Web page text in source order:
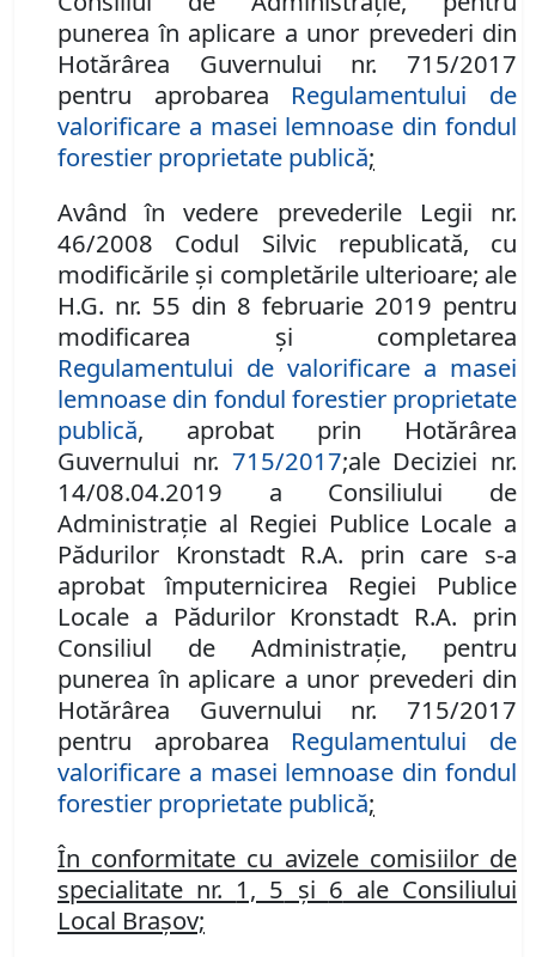
punerea în aplicare a unor prevederi din
Hotărârea Guvernului nr. 715/2017
pentru aprobarea Regulamentului de
valorificare a masei lemnoase din fondul
forestier proprietate publică;
Având în vedere prevederile Legii nr.
46/2008 Codul Silvic republicată, cu
modificările şi completările ulterioare; ale
H.G. nr. 55 din 8 februarie 2019 pentru
modificarea şi completarea
Regulamentului de valorificare a masei
lemnoase din fondul forestier proprietate
publică, aprobat prin Hotărârea
Guvernului nr. 715/2017;ale Deciziei nr.
14/08.04.2019 a Consiliului de
Administraţie al Regiei Publice Locale a
Pădurilor Kronstadt R.A. prin care s-a
aprobat împuternicirea Regiei Publice
Locale a Pădurilor Kronstadt R.A. prin
Consiliul de Administraţie, pentru
punerea în aplicare a unor prevederi din
Hotărârea Guvernului nr. 715/2017
pentru aprobarea Regulamentului de
valorificare a masei lemnoase din fondul
forestier proprietate publică;
În conformitate cu avizele comisiilor de
specialitate nr. 1, 5 şi 6 ale Consiliului
Local Braşov;